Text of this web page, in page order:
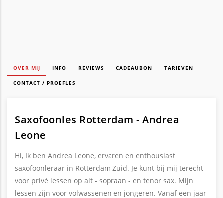
OVER MIJ INFO REVIEWS CADEAUBON TARIEVEN
CONTACT / PROEFLES
Saxofoonles Rotterdam - Andrea
Leone
Hi, Ik ben Andrea Leone, ervaren en enthousiast
saxofoonleraar in Rotterdam Zuid. Je kunt bij mij terecht
voor privé lessen op alt - sopraan - en tenor sax. Mijn
lessen zijn voor volwassenen en jongeren. Vanaf een jaar